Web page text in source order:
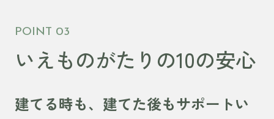
POINT 03
いえものがたりの10の安心
建てる時も、建てた後もサポートい